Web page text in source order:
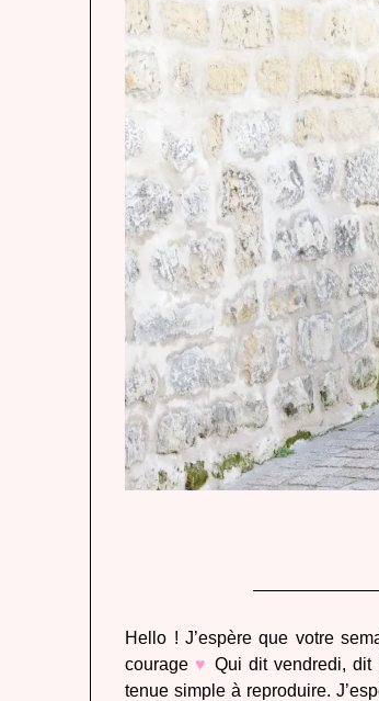
Hello ! J’espère que votre
courage ♥ Qui dit vendredi, dit
tenue simple à reproduire.